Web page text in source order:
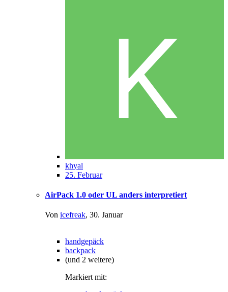
khyal
25. Februar
AirPack 1.0 oder UL anders interpretiert
Von icefreak, 30. Januar
handgepäck
backpack
(und 2 weitere)
Markiert mit: